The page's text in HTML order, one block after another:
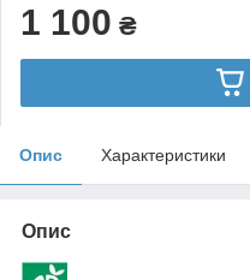
1 100 ₴
Опис Характеристики
Опис